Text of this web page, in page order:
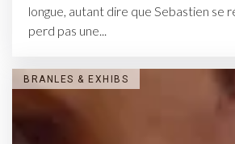
longue, autant dire que Sebastien se
perd pas une...
BRANLES & EXHIBS